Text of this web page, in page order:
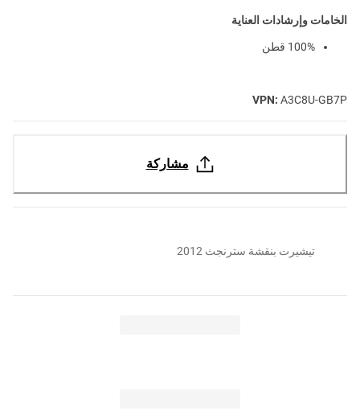
الخامات وإرشادات العناية
100% قطن
VPN: A3C8U-GB7P
مشاركة
تيشيرت بنقشة سترنجث 2012